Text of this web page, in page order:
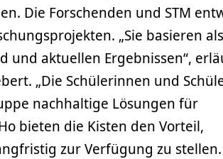
Die Forschenden und STM
„Sie basieren
und aktuellen Ergebnissen“,
„Die Schülerinnen und
nachhaltige Lösungen für
bieten die Kisten den Vorteil,
zur Verfügung zu stellen.